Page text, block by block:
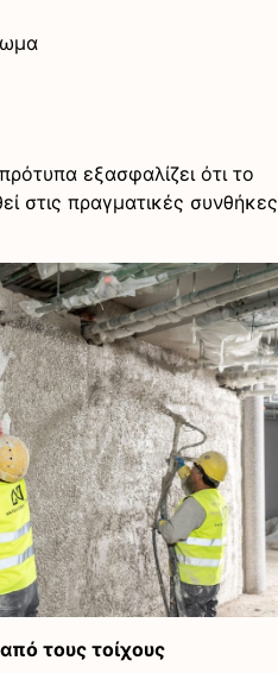
εξασφαλίζει ότι το
στις πραγματικές συνθήκες
τους τοίχους